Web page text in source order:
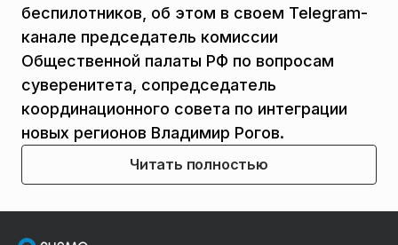
беспилотников, об этом в своем Telegram-
канале председатель комиссии
Общественной палаты РФ по вопросам
суверенитета, сопредседатель
координационного совета по интеграции
новых регионов Владимир Рогов.
Читать полностью